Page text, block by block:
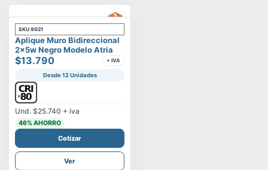
SKU 9021
Aplique Muro Bidireccional
2x5w Negro Modelo Atria
$13.790 + IVA
Desde 12 Unidades
Und. $25.740 + iva
46% AHORRO
Cotizar
Ver